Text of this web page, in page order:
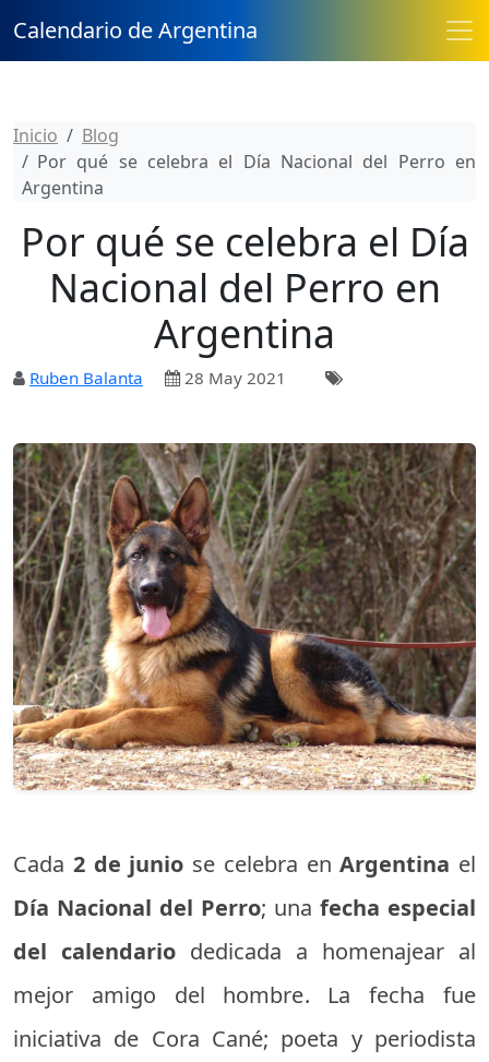
Calendario de Argentina
Inicio
Blog
Por qué se celebra el Día Nacional del Perro en
Argentina
Por qué se celebra el Día
Nacional del Perro en
Argentina
Ruben Balanta 28 May 2021
Cada 2 de junio se celebra enArgentina el
Día Nacional del Perro; una fecha especial
del calendario dedicada a homenajear al
mejor amigo del hombre. La fecha fue
iniciativa de Cora Cané; poeta y periodista